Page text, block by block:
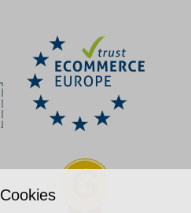
Cookies